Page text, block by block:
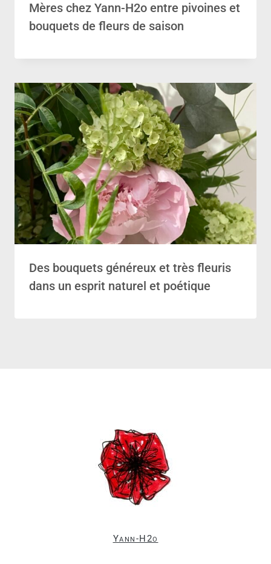
Mères chez Yann-H2o entre pivoines et
bouquets de fleurs de saison
Des bouquets généreux et très fleuris
dans un esprit naturel et poétique
Yann-H2o